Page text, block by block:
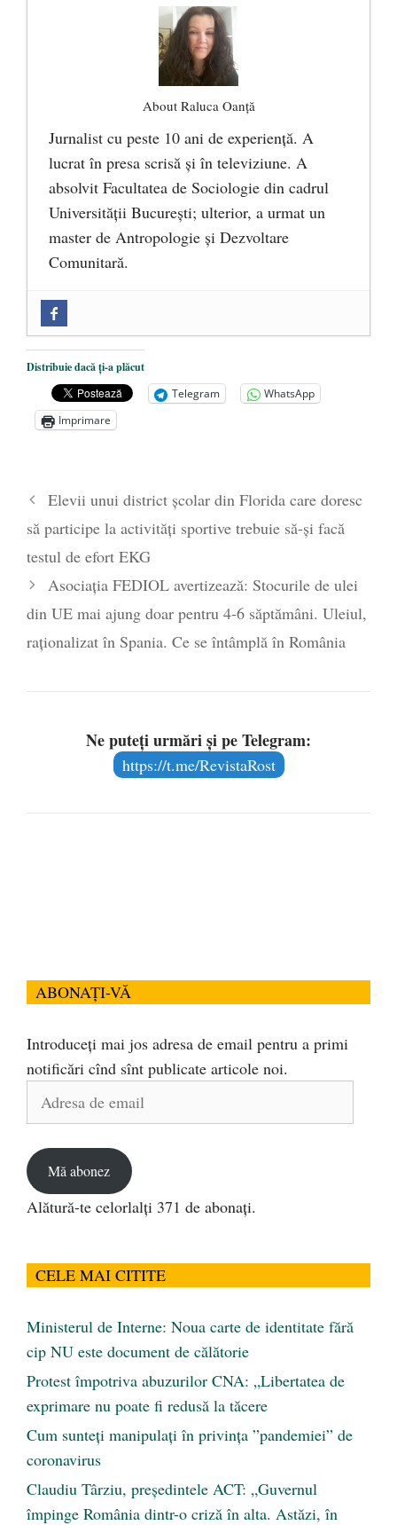
About Raluca Oanță
Jurnalist cu peste 10 ani de experiență. A
lucrat în presa scrisă și în televiziune. A
absolvit Facultatea de Sociologie din cadrul
Universității București; ulterior, a urmat un
master de Antropologie și Dezvoltare
Comunitară.
Nicolae Steinhardt, comemorat la 102 ani
de la naștere
- 29 iulie 2024
„Carnea cultivată” în laborator, tot mai
Părintele mărturisitor Constantin
Mănăstirea Cernica
Distribuie dacă ți-a plăcut
Telegram
WhatsApp
Imprimare
Elevii unui district școlar din Florida care doresc
să participe la activități sportive trebuie să-și facă
testul de efort EKG
Asociația FEDIOL avertizează: Stocurile de ulei
din UE mai ajung doar pentru 4-6 săptămâni. Uleiul,
raționalizat în Spania. Ce se întâmplă în România
Ne puteți urmări și pe Telegram:
https://t.me/RevistaRost
ABONAȚI-VĂ
Introduceți mai jos adresa de email pentru a primi
notificări cînd sînt publicate articole noi.
Adresa
Mă abonez
Alătură-te celorlalți 371 de abonați.
CELE MAI CITITE
Ministerul de Interne: Noua carte de identitate fără
cip NU este document de călătorie
Protest împotriva abuzurilor CNA: „Libertatea de
exprimare nu poate fi redusă la tăcere
Cum sunteți manipulați în privința ”pandemiei” de
coronavirus
Claudiu Târziu, președintele ACT: „Guvernul
împinge România dintr-o criză în alta. Astăzi, în